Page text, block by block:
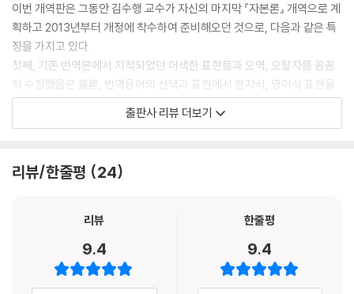
이해와 수정에 기여한 사항들을 총망라하고 있다. 이번 개역판에는 이 성
과들을 취합해서 책 전체에 걸쳐 본문과 역자주에 반영함으로써 지금까지
출판된 어떤 『자본론』보다도 충실하고 올바른 이해가 가능한 번역본으로
만들고자 했다. 『자본론』 전3권을 한꺼번에 출간하면서 각 권의 참고문헌
과 인명해설, 찾아보기 등을 통합, 별도의 책으로 펴냄으로써, 일반 독자들
은 물론 전문 연구자들도 더 쉽게 참조, 연구할 수 있도록 했다.
이번 개역판은 그동안 김수행 교수가 자신의 마지막 『자본론』 개역으로 계
획하고 2013년부터 개정에 착수하여 준비해오던 것으로, 다음과 같은 특
징을 가지고 있다.
첫째, 기존 번역본에서 지적되었던 어색한 표현들과 오역, 오탈자를 꼼꼼
히 수정했음은 물론, 번역용어의 선택과 표현에서 한자식, 영어식 표현을
대폭 쉬운 우리말로 바꾸어 젊은 세대들이 쉽게 읽을 수 있도록 하는 데 가
장 큰 노력을 기울였다. 이전의 번역을 많은 부분 새로 개역하였고, 내용상
로써, 수십년간 『자본론』을 연구하고 강의해 온 김수행 교수 본인의 연구
둘째, 각국의 『자본론』 출판 작업의 최신 성과들을 반영하고 있다. 이번 개
역에서는 『자본론』의 최신 영어판인 마르크스-엥겔스 저작집(MECW; M
출판사 리뷰 더보기
리뷰/한줄평 24
리뷰
9.4
한줄평
9.4